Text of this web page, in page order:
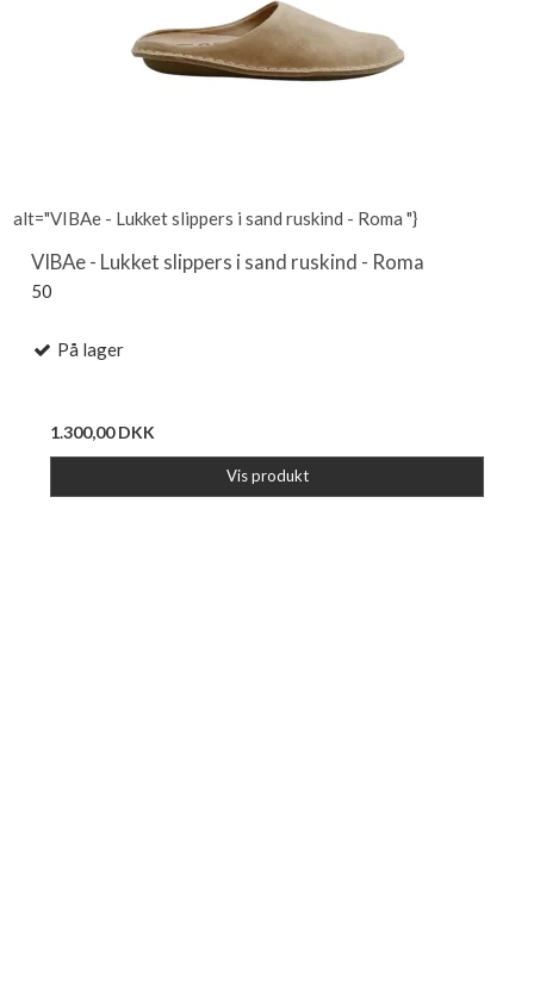
alt="VIBAe - Lukket slippers i sand ruskind - Roma "}
VIBAe - Lukket slippers i sand ruskind - Roma
50
På lager
1.300,00 DKK
Vis produkt